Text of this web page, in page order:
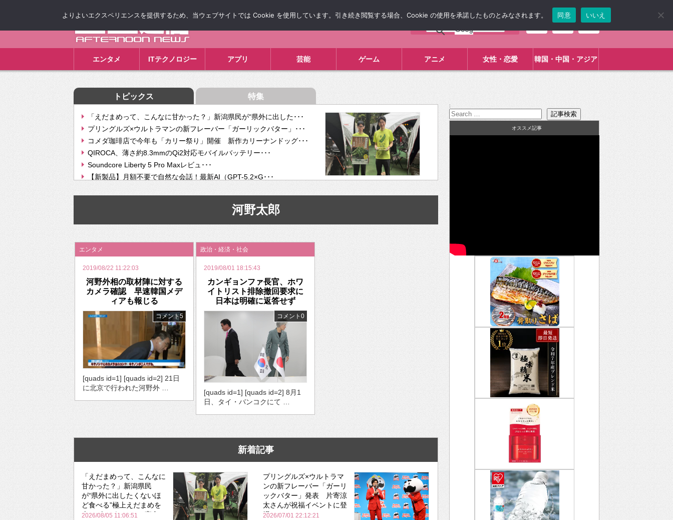
エンタメ ITテクノロジー アプリ 芸能 ゲーム アニメ 女性・恋愛 韓国・中国・アジア
トピックス 特集
「えだまめって、こんなに甘かった？」新潟県民が“県外に出した･･･
プリングルズ×ウルトラマンの新フレーバー「ガーリックバター」･･･
コメダ珈琲店で今年も「カリー祭り」開催 新作カリーナンドッグ･･･
QIROCA、薄さ約8.3mmのQi2対応モバイルバッテリー･･･
Soundcore Liberty 5 Pro Maxレビュ･･･
【新製品】月額不要で自然な会話！最新AI（GPT-5.2×G･･･
【次世代の没入感と生産性】VITURE Luma Ultra･･･
挫折率8割の壁をAIで突破。ジャストシステム、”自分が今話し･･･
2026年のバレンタインは「自分で作って、想いを渡す」 TE･･･
河野太郎
エンタメ
2019/08/22 11:22:03
河野外相の取材陣に対する
カメラ確認 早速韓国メデ
ィアも報じる
コメント5
[quads id=1] [quads id=2] 21日
に北京で行われた河野外 …
政治・経済・社会
2019/08/01 18:15:43
カンギョンファ長官、ホワ
イトリスト排除撤回要求に
日本は明確に返答せず
コメント0
[quads id=1] [quads id=2] 8月1
日、タイ・バンコクにて …
新着記事
「えだまめって、こんなに
甘かった？」新潟県民
が“県外に出したくないほ
ど食べる”極上えだまめを
森のビアガーデンで実食
2026/08/05 11:06:51
プリングルズ×ウルトラマ
ンの新フレーバー「ガーリ
ックバター」発表 片寄涼
太さんが祝福イベントに登
場
2026/07/01 22:12:21
:
オススメ記事
よりよいエクスペリエンスを提供するため、当ウェブサイトでは Cookie を使用しています。引き続き閲覧する場合、Cookie の使用を承諾したものとみなされます。 同意 いいえ